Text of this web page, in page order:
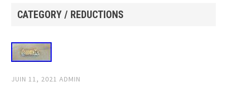
CATEGORY / REDUCTIONS
JUIN 11, 2021 ADMIN